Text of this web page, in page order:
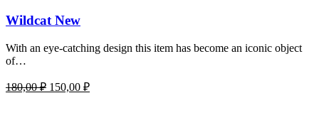
Wildcat New
With an eye-catching design this item has become an iconic object
of…
180,00₽ Первоначальная
150,00 ₽Текущая